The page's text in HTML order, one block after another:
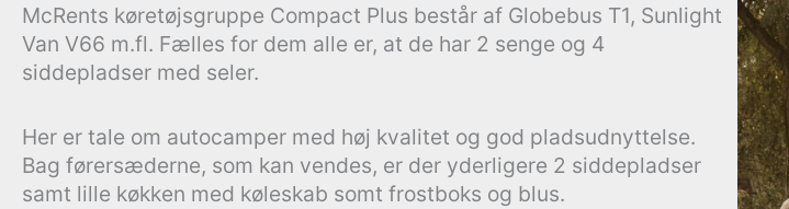
McRents køretøjsgruppe Compact Plus består af Globebus T1, Sunlight
Van V66 m.fl. Fælles for dem alle er, at de har 2 senge og 4
siddepladser med seler.
Her er tale om autocamper med høj kvalitet og god pladsudnyttelse.
Bag førersæderne, som kan vendes, er der yderligere 2 siddepladser
samt lille køkken med køleskab somt frostboks og blus.